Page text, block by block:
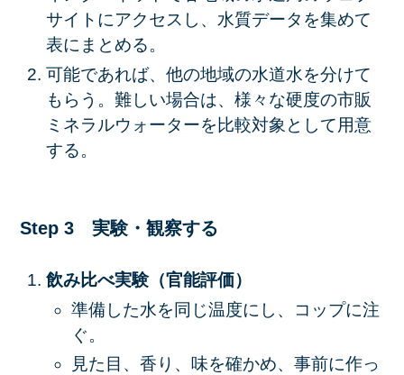
サイトにアクセスし、水質データを集めて
表にまとめる。
可能であれば、他の地域の水道水を分けて
もらう。難しい場合は、様々な硬度の市販
ミネラルウォーターを比較対象として用意
する。
Step 3 実験・観察する
飲み比べ実験（官能評価）
準備した水を同じ温度にし、コップに注
ぐ。
見た目、香り、味を確かめ、事前に作っ